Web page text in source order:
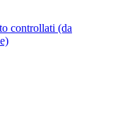
controllati (da